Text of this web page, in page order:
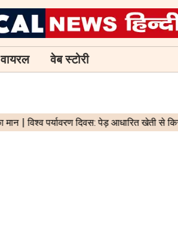
वायरल वेब स्टोरी